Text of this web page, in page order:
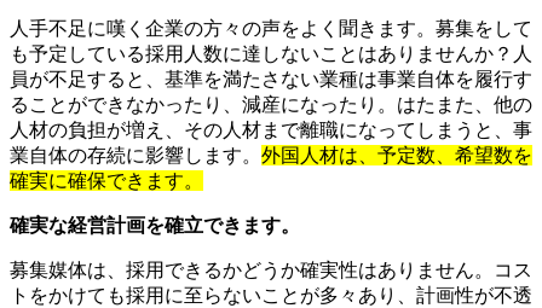
人手不足に嘆く企業の方々の声をよく聞きます。募集をして
も予定している採用人数に達しないことはありませんか？人
員が不足すると、基準を満たさない業種は事業自体を履行す
ることができなかったり、減産になったり。はたまた、他の
人材の負担が増え、その人材まで離職になってしまうと、事
業自体の存続に影響します。 外国人材は、予定数、希望数を
確実に確保できます。
確実な経営計画を確立できます。
募集媒体は、採用できるかどうか確実性はありません。コス
トをかけても採用に至らないことが多々あり、計画性が不透